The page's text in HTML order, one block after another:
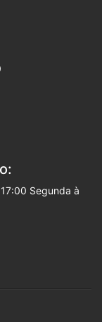
Segunda à